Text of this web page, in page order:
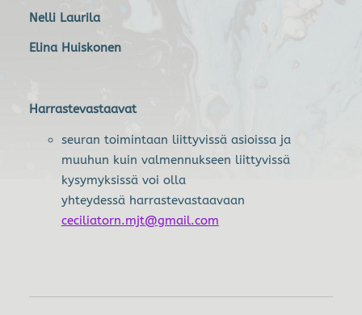
Nelli Laurila
Elina Huiskonen
Harrastevastaavat
seuran toimintaan liittyvissä asioissa ja
muuhun kuin valmennukseen liittyvissä
kysymyksissä voi olla
yhteydessä harrastevastaavaan
ceciliatorn.mjt@gmail.com